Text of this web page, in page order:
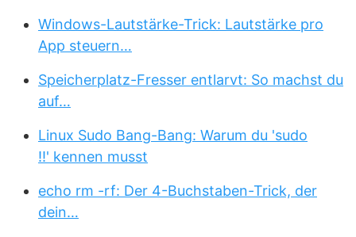
Windows-Lautstärke-Trick: Lautstärke pro
App steuern…
Speicherplatz-Fresser entlarvt: So machst du
auf…
Linux Sudo Bang-Bang: Warum du 'sudo
!!' kennen musst
echo rm -rf: Der 4-Buchstaben-Trick, der
dein…